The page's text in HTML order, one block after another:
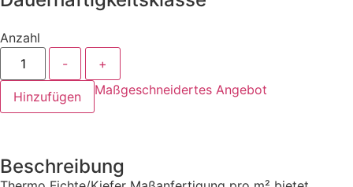
Anzahl
-
+
Hinzufügen Maßgeschneidertes Angebot
Beschreibung